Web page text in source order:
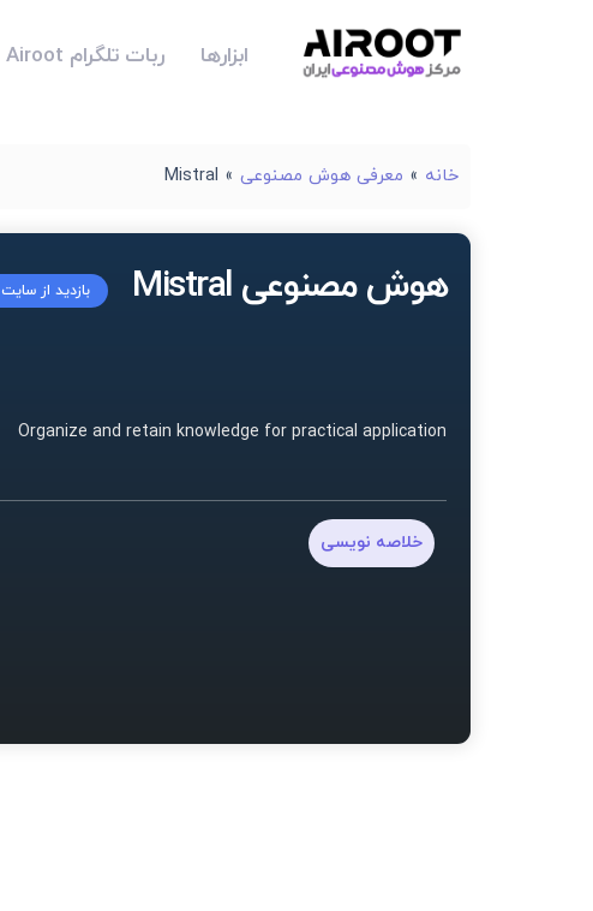
ابزارها ربات تلگرام Airoot
خانه » معرفی هوش مصنوعی »
Mistral
هوش مصنوعی Mistral بازدید از سایت
Organize and retain knowledge for practical application
خلاصه نویسی